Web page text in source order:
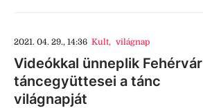
2021. 04. 29., 14:36 Kult, világnap
Videókkal ünneplik Fehérvár
táncegyüttesei a tánc
világnapját